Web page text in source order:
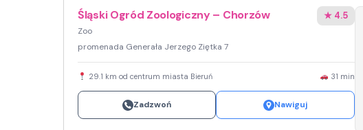
Śląski Ogród Zoologiczny – Chorzów
Zoo
promenada Generała Jerzego Ziętka 7
★ 4.5
29.1 km od centrum miasta Bieruń 31 min
Zadzwoń Nawiguj